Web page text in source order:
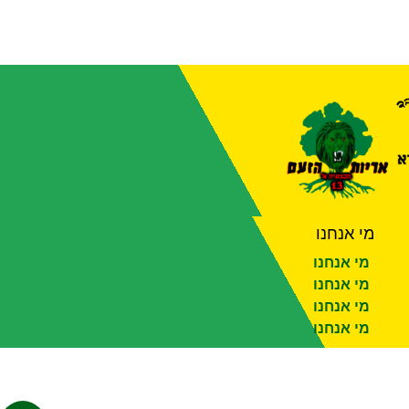
מי אנחנו
מי אנחנו
מי אנחנו
מי אנחנו
מי אנחנו